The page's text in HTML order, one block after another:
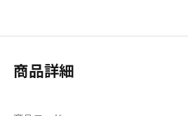
商品詳細